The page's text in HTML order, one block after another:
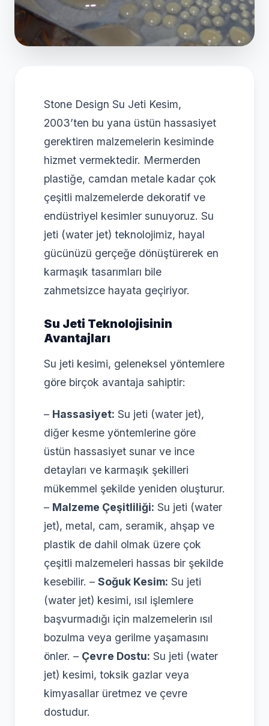
Stone Design Su Jeti Kesim,
2003’ten bu yana üstün hassasiyet
gerektiren malzemelerin kesiminde
hizmet vermektedir. Mermerden
plastiğe, camdan metale kadar çok
çeşitli malzemelerde dekoratif ve
endüstriyel kesimler sunuyoruz. Su
jeti (water jet) teknolojimiz, hayal
gücünüzü gerçeğe dönüştürerek en
karmaşık tasarımları bile
zahmetsizce hayata geçiriyor.
Su Jeti Teknolojisinin
Avantajları
Su jeti kesimi, geleneksel yöntemlere
göre birçok avantaja sahiptir:
– Hassasiyet: Su jeti (water jet),
diğer kesme yöntemlerine göre
üstün hassasiyet sunar ve ince
detayları ve karmaşık şekilleri
mükemmel şekilde yeniden oluşturur.
– Malzeme Çeşitliliği: Su jeti (water
jet), metal, cam, seramik, ahşap ve
plastik de dahil olmak üzere çok
çeşitli malzemeleri hassas bir şekilde
kesebilir. – Soğuk Kesim: Su jeti
(water jet) kesimi, ısıl işlemlere
başvurmadığı için malzemelerin ısıl
bozulma veya gerilme yaşamasını
önler. – Çevre Dostu: Su jeti (water
jet) kesimi, toksik gazlar veya
kimyasallar üretmez ve çevre
dostudur.